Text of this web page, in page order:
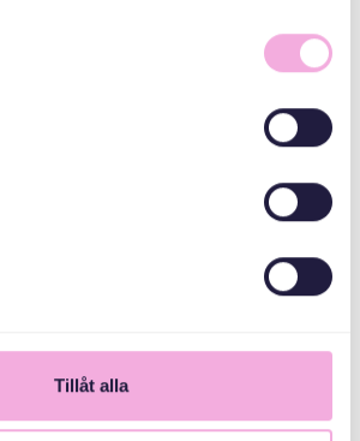
Tillåt alla